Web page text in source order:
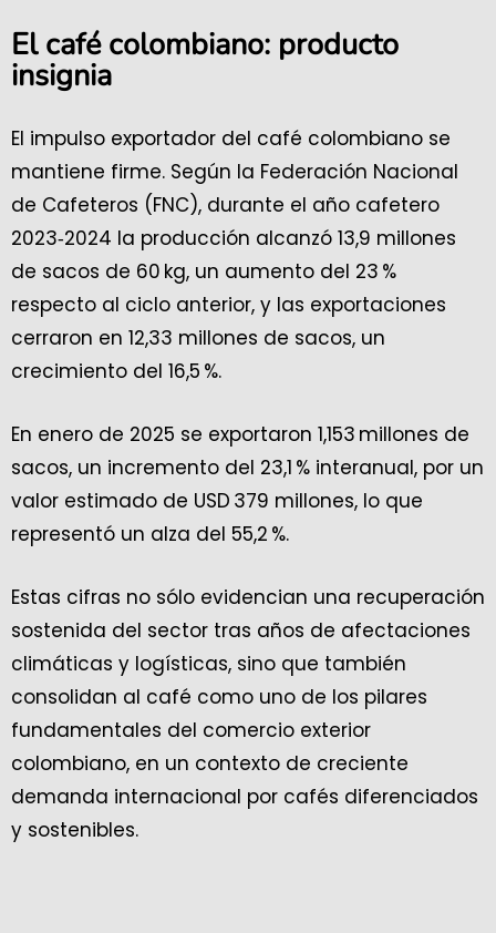
El café colombiano: producto
insignia
El impulso exportador del café colombiano se
mantiene firme. Según la Federación Nacional
de Cafeteros (FNC), durante el año cafetero
2023‑2024 la producción alcanzó 13,9 millones
de sacos de 60 kg, un aumento del 23 %
respecto al ciclo anterior, y las exportaciones
cerraron en 12,33 millones de sacos, un
crecimiento del 16,5 %.
En enero de 2025 se exportaron 1,153 millones de
sacos, un incremento del 23,1 % interanual, por un
valor estimado de USD 379 millones, lo que
representó un alza del 55,2 %.
Estas cifras no sólo evidencian una recuperación
sostenida del sector tras años de afectaciones
climáticas y logísticas, sino que también
consolidan al café como uno de los pilares
fundamentales del comercio exterior
colombiano, en un contexto de creciente
demanda internacional por cafés diferenciados
y sostenibles.